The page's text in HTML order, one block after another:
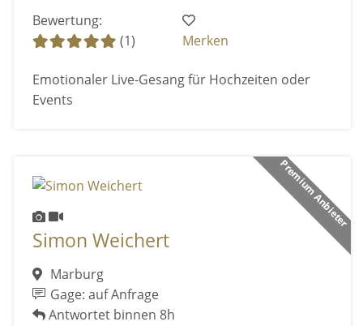
Bewertung:
(1)
Merken
Emotionaler Live-Gesang für Hochzeiten oder
Events
Premium Anbieter
Simon Weichert
Marburg
Gage: auf Anfrage
Antwortet binnen 8h